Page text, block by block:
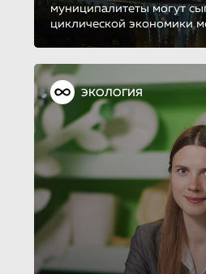
муниципалитеты могут
циклической экономики
ЭКОЛОГИЯ